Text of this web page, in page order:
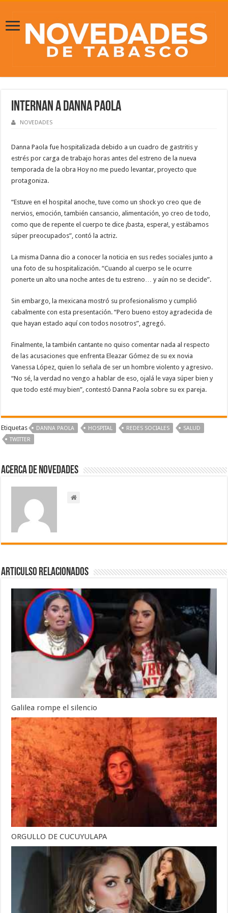
Internan a Danna Paola
NOVEDADES
Danna Paola fue hospitalizada debido a un cuadro de gastritis y
estrés por carga de trabajo horas antes del estreno de la nueva
temporada de la obra Hoy no me puedo levantar, proyecto que
protagoniza.
“Estuve en el hospital anoche, tuve como un shock yo creo que de
nervios, emoción, también cansancio, alimentación, yo creo de todo,
como que de repente el cuerpo te dice ¡basta, espera!, y estábamos
súper preocupados”, contó la actriz.
La misma Danna dio a conocer la noticia en sus redes sociales junto a
una foto de su hospitalización. “Cuando al cuerpo se le ocurre
ponerte un alto una noche antes de tu estreno… y aún no se decide”.
Sin embargo, la mexicana mostró su profesionalismo y cumplió
cabalmente con esta presentación. “Pero bueno estoy agradecida de
que hayan estado aquí con todos nosotros”, agregó.
Finalmente, la también cantante no quiso comentar nada al respecto
de las acusaciones que enfrenta Eleazar Gómez de su ex novia
Vanessa López, quien lo señala de ser un hombre violento y agresivo.
“No sé, la verdad no vengo a hablar de eso, ojalá le vaya súper bien y
que todo esté muy bien”, contestó Danna Paola sobre su ex pareja.
Etiquetas DANNA PAOLA HOSPITAL REDES SOCIALES
SALUD
TWITTER
Acerca de NOVEDADES
Articulso Relacionados
Galilea rompe el silencio
ORGULLO DE CUCUYULAPA